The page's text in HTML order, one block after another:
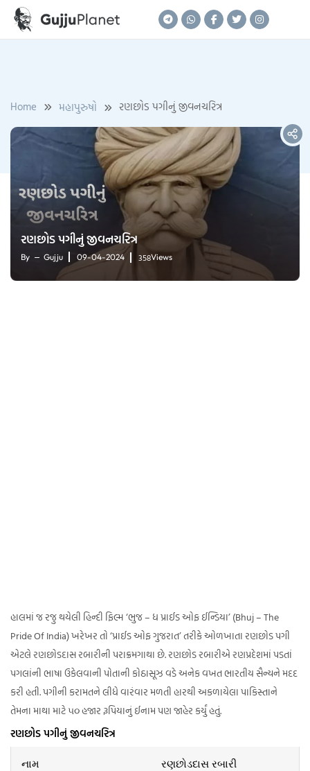
Skip
Home મહાપુરુષો રણછોડ પગીનું જીવનચરિત્ર
રણછોડ પગીનું જીવનચરિત્ર
By Gujju 09-04-2024 358Views
હાલમાં જ રજુ થયેલી હિન્દી ફિલ્મ ‘ભુજ – ધ પ્રાઈડ ઓફ ઈન્ડિયા’ (Bhuj – The
Pride Of India) ખરેખર તો ‘પ્રાઈડ ઓફ ગુજરાત’ તરીકે ઓળખાતા રણછોડ પગી
એટલે રણછોડદાસ રબારીની પરાક્રમગાથા છે. રણછોડ રબારીએ રણપ્રદેશમાં પડતાં
પગલાંની ભાષા ઉકેલવાની પોતાની કોઠાસૂઝ વડે અનેક વખત ભારતીય સૈન્યને મદદ
કરી હતી. પગીની કરામતને લીધે વારંવાર મળતી હારથી અકળાયેલા પાકિસ્તાને
તેમના માથા માટે ૫૦ હજાર રૂપિયાનું ઈનામ પણ જાહેર કર્યું હતું.
રણછોડ પગીનું જીવનચરિત્ર
નામ રણછોડદાસ રબારી